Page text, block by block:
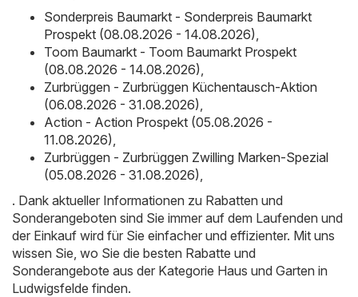
Sonderpreis Baumarkt - Sonderpreis Baumarkt
Prospekt (08.08.2026 - 14.08.2026)
Toom Baumarkt - Toom Baumarkt Prospekt
(08.08.2026 - 14.08.2026)
Zurbrüggen - Zurbrüggen Küchentausch-Aktion
(06.08.2026 - 31.08.2026)
Action - Action Prospekt (05.08.2026 -
11.08.2026)
Zurbrüggen - Zurbrüggen Zwilling Marken-Spezial
(05.08.2026 - 31.08.2026)
. Dank aktueller Informationen zu Rabatten und
Sonderangeboten sind Sie immer auf dem Laufenden und
der Einkauf wird für Sie einfacher und effizienter. Mit uns
wissen Sie, wo Sie die besten Rabatte und
Sonderangebote aus der Kategorie Haus und Garten in
Ludwigsfelde finden.